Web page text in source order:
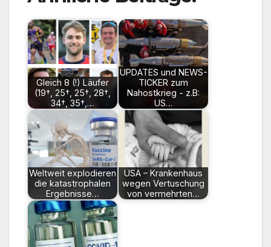
Gleich 8 (!) Läufer
(19†, 25†, 25†, 28†,
34†, 35†,…
UPDATES und NEWS-
TICKER zum
Nahostkrieg - z.B:
US…
Weltweit explodieren
die katastrophalen
Ergebnisse…
USA – Krankenhaus
wegen Vertuschung
von vermehrten…